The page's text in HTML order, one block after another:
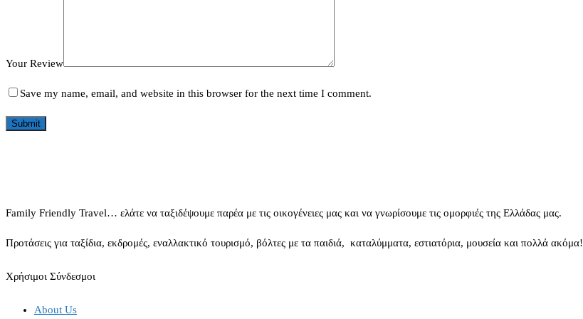
Your Review
Save my name, email, and website in this browser for the next time I comment.
Family Friendly Travel… ελάτε να ταξιδέψουμε παρέα με τις οικογένειες μας και να γνωρίσουμε τις ομορφιές της Ελλάδας μας.
Προτάσεις για ταξίδια, εκδρομές, εναλλακτικό τουρισμό, βόλτες με τα παιδιά, καταλύμματα, εστιατόρια, μουσεία και πολλά ακόμα!
Χρήσιμοι Σύνδεσμοι
About Us